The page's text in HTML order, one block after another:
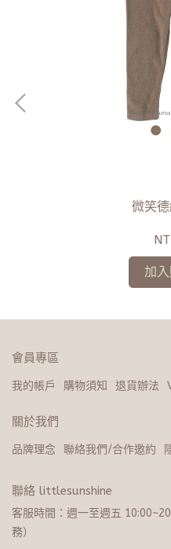
微笑
加
會員專區
我的帳戶 購物須知 退貨辦法
關於我們
品牌理念 聯絡我們/合作邀約
聯絡 littlesunshine
客服時間：週一至週五
務）